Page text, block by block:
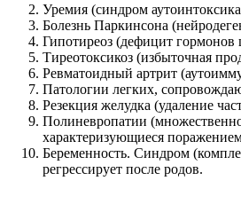
Уремия (синдром
Болезнь Паркинсона
Гипотиреоз (дефицит
Тиреотоксикоз (избыточная
Ревматоидный артрит
Патологии легких,
Резекция желудка (удаление
Полиневропатии
характеризующиеся
Беременность. Синдром
регрессирует после родов.